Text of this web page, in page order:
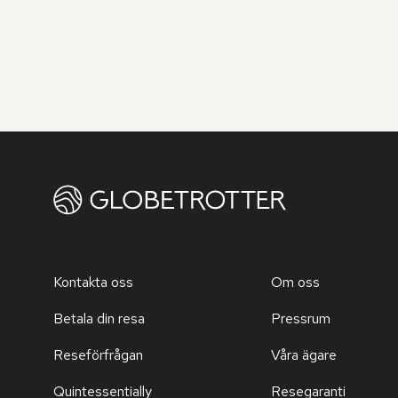
Kontakta oss
Betala din resa
Reseförfrågan
Quintessentially
Om oss
Pressrum
Våra ägare
Resegaranti